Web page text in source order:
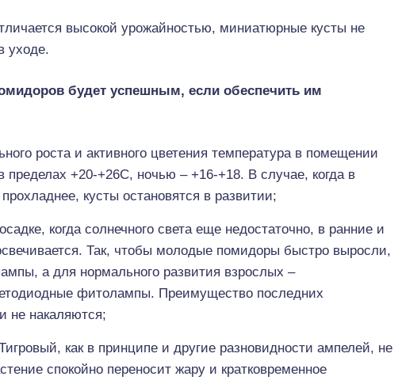
высокой урожайностью, миниатюрные кусты не
уходе.
будет успешным, если обеспечить им
роста и активного цветения температура в помещении
пределах +20-+26С, ночью – +16-+18. В случае, когда в
кусты остановятся в развитии;
когда солнечного света еще недостаточно, в ранние и
Так, чтобы молодые помидоры быстро выросли,
а для нормального развития взрослых –
фитолампы. Преимущество последних
не накаляются;
как в принципе и другие разновидности ампелей, не
спокойно переносит жару и кратковременное